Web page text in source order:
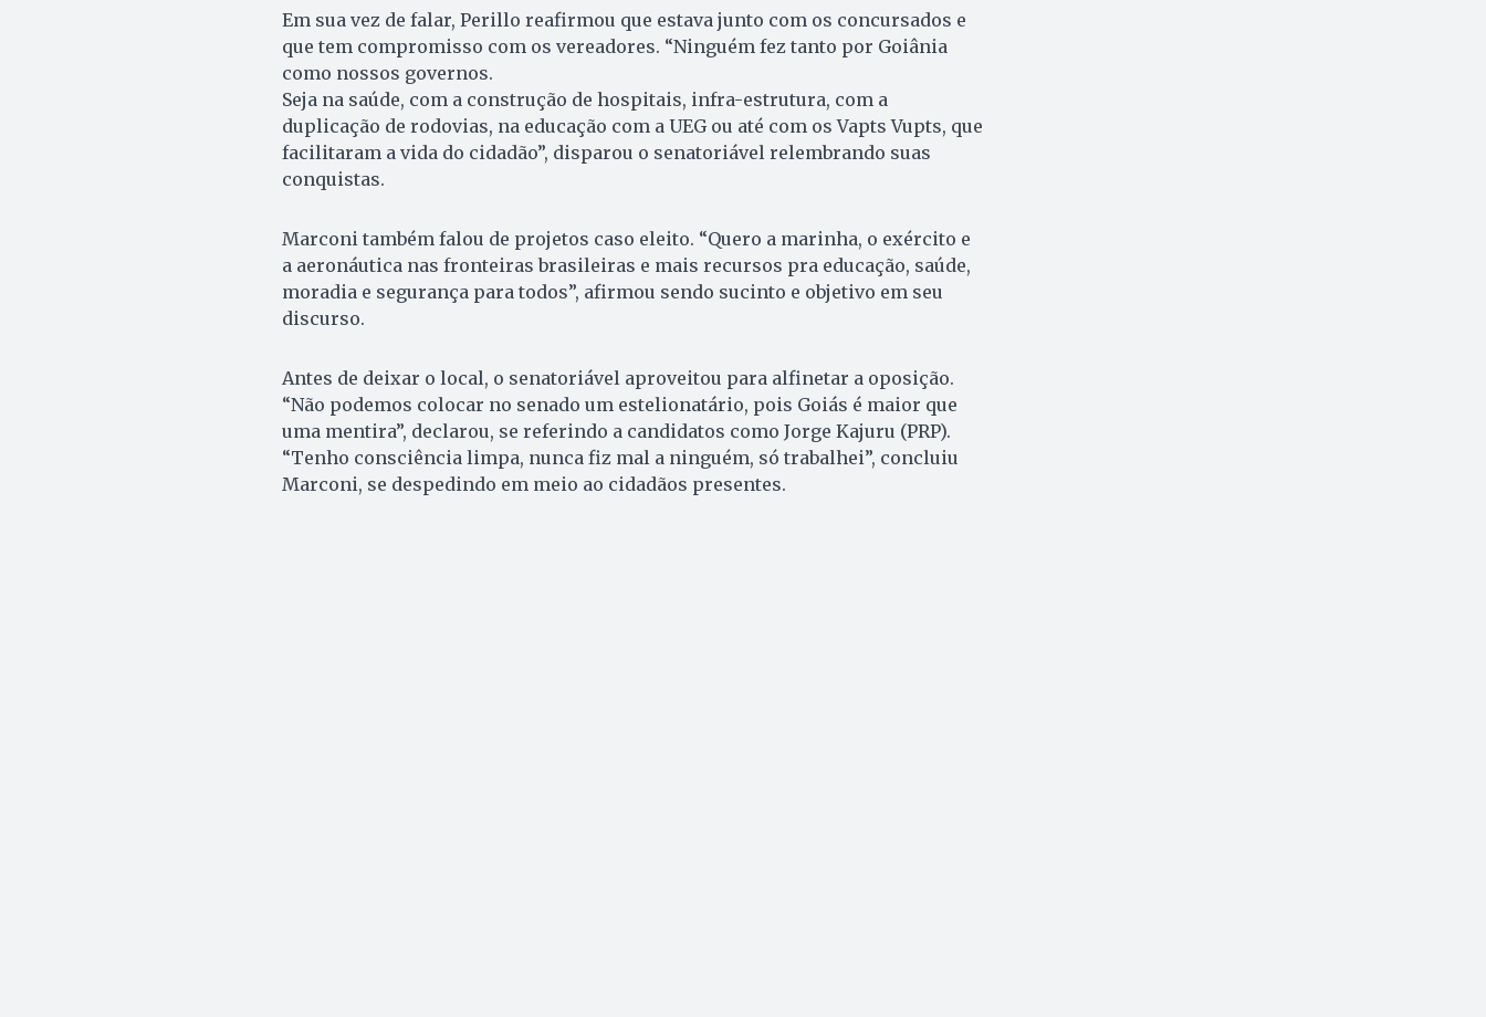
Em sua vez de falar, Perillo reafirmou que estava junto com os concursados e
que tem compromisso com os vereadores. “Ninguém fez tanto por Goiânia
como nossos governos.
Seja na saúde, com a construção de hospitais, infra-estrutura, com a
duplicação de rodovias, na educação com a UEG ou até com os Vapts Vupts, que
facilitaram a vida do cidadão”, disparou o senatoriável relembrando suas
conquistas.
Marconi também falou de projetos caso eleito. “Quero a marinha, o exército e
a aeronáutica nas fronteiras brasileiras e mais recursos pra educação, saúde,
moradia e segurança para todos”, afirmou sendo sucinto e objetivo em seu
discurso.
Antes de deixar o local, o senatoriável aproveitou para alfinetar a oposição.
“Não podemos colocar no senado um estelionatário, pois Goiás é maior que
uma mentira”, declarou, se referindo a candidatos como Jorge Kajuru (PRP).
“Tenho consciência limpa, nunca fiz mal a ninguém, só trabalhei”, concluiu
Marconi, se despedindo em meio ao cidadãos presentes.